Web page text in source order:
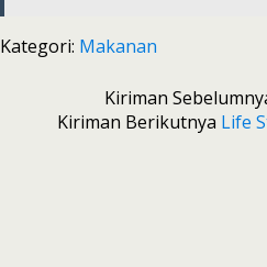
Kategori: Makanan
Kiriman
Kiriman Berikutnya Life